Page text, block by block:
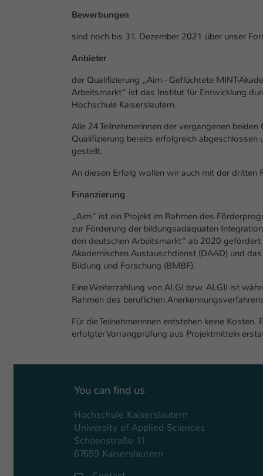
Bewerbungen
sind noch bis 31. Dezember 2021 über unser
Anbieter
der Qualifizierung „Aim - Geflüchtete MINT-
Arbeitsmarkt“ ist das Institut für Entwicklung
Hochschule Kaiserslautern.
Alle 24 Teilnehmerinnen der vergangenen
Qualifizierung bereits erfolgreich abgeschlossen
gestellt.
An diesen Erfolg wollen wir auch mit der dritten
Finanzierung
„Aim“ ist ein Projekt im Rahmen des
zur Förderung der bildungsadäquaten
den deutschen Arbeitsmarkt“ ab 2020
Akademischen Austauschdienst (DAAD) und
Bildung und Forschung (BMBF).
Eine Weiterzahlung von ALGI bzw. ALGII ist
Rahmen des beruflichen
Für die Teilnehmerinnen entstehen keine Kosten.
erfolgter Vorrangprüfung aus Projektmitteln
You can find us
Hochschule Kaiserslautern
University of Applied Sciences
Schoenstraße 11
67659 Kaiserslautern